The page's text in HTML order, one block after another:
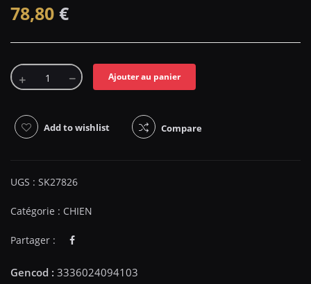
78,80 €
Ajouter au panier
Add to wishlist Compare
UGS : SK27826
Catégorie : CHIEN
Partager :